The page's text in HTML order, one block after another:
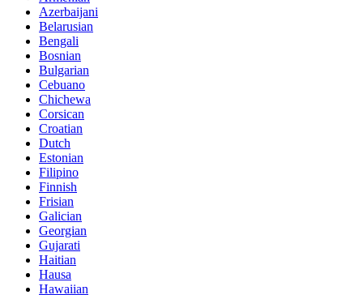
Azerbaijani
Belarusian
Bengali
Bosnian
Bulgarian
Cebuano
Chichewa
Corsican
Croatian
Dutch
Estonian
Filipino
Finnish
Frisian
Galician
Georgian
Gujarati
Haitian
Hausa
Hawaiian